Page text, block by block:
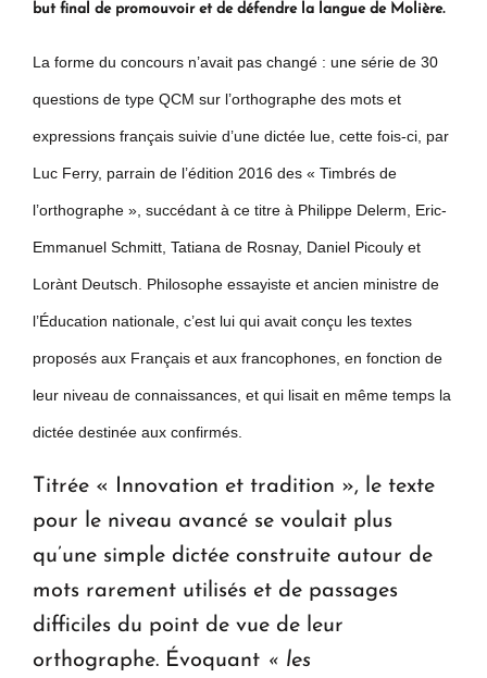
but final de promouvoir et de défendre la langue de Molière.
La forme du concours n’avait pas changé : une série de 30
questions de type QCM sur l’orthographe des mots et
expressions français suivie d’une dictée lue, cette fois-ci, par
Luc Ferry, parrain de l’édition 2016 des « Timbrés de
l’orthographe », succédant à ce titre à Philippe Delerm, Eric-
Emmanuel Schmitt, Tatiana de Rosnay, Daniel Picouly et
Lorànt Deutsch. Philosophe essayiste et ancien ministre de
l’Éducation nationale, c’est lui qui avait conçu les textes
proposés aux Français et aux francophones, en fonction de
leur niveau de connaissances, et qui lisait en même temps la
dictée destinée aux confirmés.
Titrée « Innovation et tradition », le texte
pour le niveau avancé se voulait plus
qu’une simple dictée construite autour de
mots rarement utilisés et de passages
difficiles du point de vue de leur
orthographe. Évoquant « les